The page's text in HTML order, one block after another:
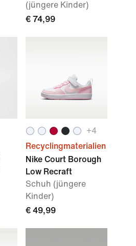
(jüngere Kinder)
€ 74,99
+4
Recyclingmaterialien
Nike Court Borough
Low Recraft
Schuh (jüngere
Kinder)
€ 49,99